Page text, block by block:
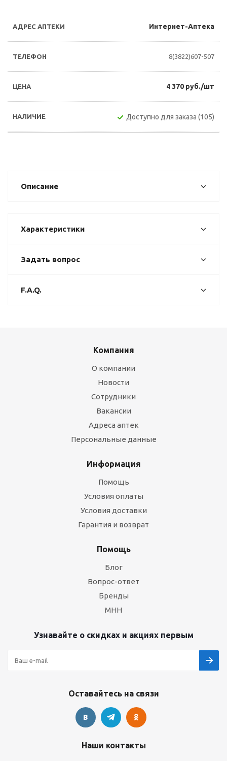
Интернет-Аптека
8(3822)607-507
4 370 руб./шт
Доступно для заказа (105)
Описание
Характеристики
Задать вопрос
F.A.Q.
Компания
О компании
Новости
Сотрудники
Вакансии
Адреса аптек
Персональные данные
Информация
Помощь
Условия оплаты
Условия доставки
Гарантия и возврат
Помощь
Блог
Вопрос-ответ
Бренды
МНН
Узнавайте о скидках и акциях первым
Оставайтесь на связи
Наши контакты